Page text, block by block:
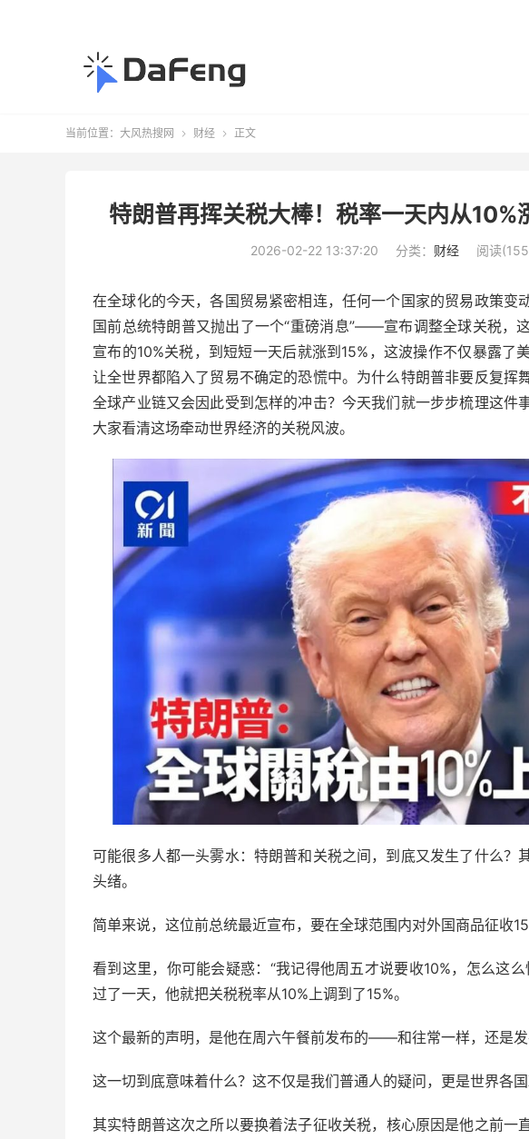
当前位置： 大风热搜网  财经  正文
特朗普再挥关税大棒！税率一天内从10%
2026-02-22 13:37:20 分类： 财经 阅读
在全球化的今天，各国贸易紧密相连，任何一个国家的贸易政策变
国前总统特朗普又抛出了一个“重磅消息”——宣布调整全球关税，
宣布的10%关税，到短短一天后就涨到15%，这波操作不仅暴露了
让全世界都陷入了贸易不确定的恐慌中。为什么特朗普非要反复挥
全球产业链又会因此受到怎样的冲击？今天我们就一步步梳理这件
大家看清这场牵动世界经济的关税风波。
可能很多人都一头雾水：特朗普和关税之间，到底又发生了什么？
头绪。
简单来说，这位前总统最近宣布，要在全球范围内对外国商品征收
看到这里，你可能会疑惑：“我记得他周五才说要收10%，怎么这
过了一天，他就把关税税率从10%上调到了15%。
这个最新的声明，是他在周六午餐前发布的——和往常一样，还是发
这一切到底意味着什么？这不仅是我们普通人的疑问，更是世界各
其实特朗普这次之所以要换着法子征收关税，核心原因是他之前